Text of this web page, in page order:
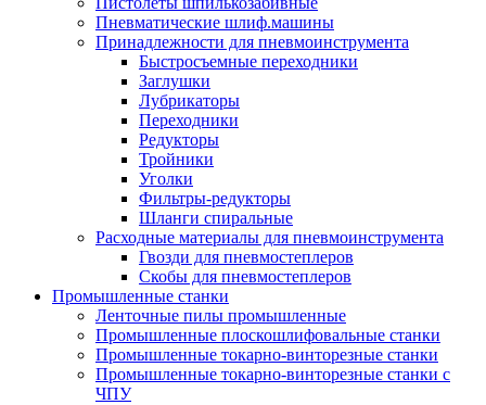
Пневматические шлиф.машины
Принадлежности для пневмоинструмента
Быстросъемные переходники
Заглушки
Лубрикаторы
Переходники
Редукторы
Тройники
Уголки
Фильтры-редукторы
Шланги спиральные
Расходные материалы для пневмоинструмента
Гвозди для пневмостеплеров
Скобы для пневмостеплеров
Промышленные станки
Ленточные пилы промышленные
Промышленные плоскошлифовальные станки
Промышленные токарно-винторезные станки
Промышленные токарно-винторезные станки с
ЧПУ